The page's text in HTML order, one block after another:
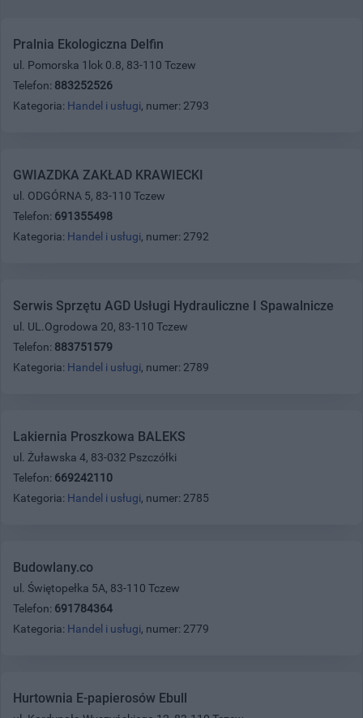
Pralnia Ekologiczna Delfin
ul. Pomorska 1lok 0.8, 83-110 Tczew
Telefon: 883252526
Kategoria: Handel i usługi, numer: 2793
GWIAZDKA ZAKŁAD KRAWIECKI
ul. ODGÓRNA 5, 83-110 Tczew
Telefon: 691355498
Kategoria: Handel i usługi, numer: 2792
Serwis Sprzętu AGD Usługi Hydrauliczne I Spawalnicze
ul. UL.Ogrodowa 20, 83-110 Tczew
Telefon: 883751579
Kategoria: Handel i usługi, numer: 2789
Lakiernia Proszkowa BALEKS
ul. Żuławska 4, 83-032 Pszczółki
Telefon: 669242110
Kategoria: Handel i usługi, numer: 2785
Budowlany.co
ul. Świętopełka 5A, 83-110 Tczew
Telefon: 691784364
Kategoria: Handel i usługi, numer: 2779
Hurtownia E-papierosów Ebull